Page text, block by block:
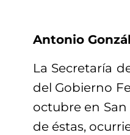
Antonio
La Secretaría
del Gobierno
octubre en
de éstas,